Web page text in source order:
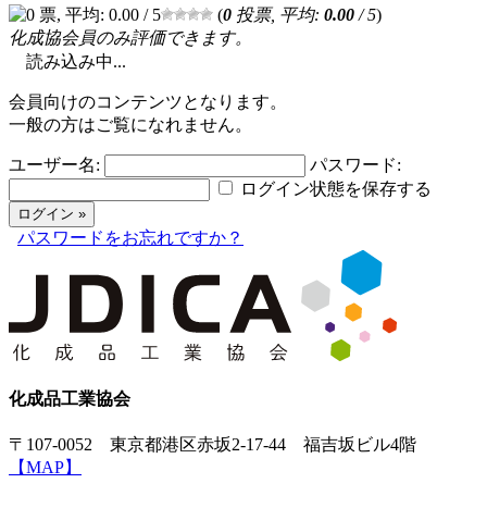
(0 投票, 平均: 0.00 / 5)
化成協会員のみ評価できます。
読み込み中...
会員向けのコンテンツとなります。
一般の方はご覧になれません。
ユーザー名:
パスワード:
ログイン状態を保存する
パスワードをお忘れですか？
化成品工業協会
〒107-0052 東京都港区赤坂2-17-44 福吉坂ビル4階
【MAP】